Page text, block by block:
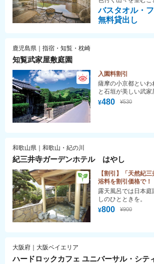
バスタオル・
無料貸出し
呂・フィンランド式
とのい札幌の奥座敷
軽にリフレッシュ！
鹿児島県｜指宿・知覧・枕崎
知覧武家屋敷庭園
入園料割引
¥480 ¥530
薩摩の小京都とい
と石垣が美しい武
り、江戸中期に造ら
和歌山県｜和歌山・紀の川
紀三井寺ガーデンホテル はやし
【割引】「天然紀
浴料を割引価格で！
¥800 ¥900
露天風呂では日本
しのひとときを。
大阪府｜大阪ベイエリア
ハードロックカフェ ユニバーサル・シテ